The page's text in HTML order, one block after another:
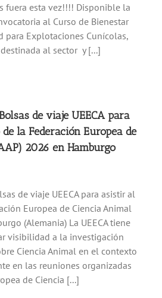
Account
fuera esta vez!!!! Disponible la
al Curso de Bienestar
para Explotaciones Cunícolas,
al sector y [...]
de viaje UEECA para
la Federación Europea de
2026 en Hamburgo
de viaje UEECA para asistir al
Europea de Ciencia Animal
(Alemania) La UEECA tiene
visibilidad a la investigación
Ciencia Animal en el contexto
en las reuniones organizadas
de Ciencia [...]